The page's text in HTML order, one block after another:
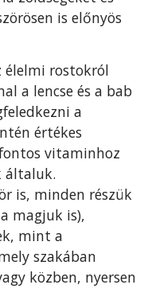
is előnyös
élelmi rostokról
a lencse és a bab
a
értékes
vitaminhoz
általuk.
is, minden részük
magjuk is),
mint a
szakában
közben, nyersen